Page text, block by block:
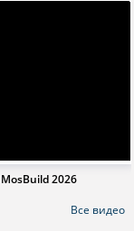
2026
Все видео